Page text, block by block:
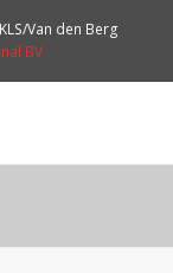
Van den Berg
BV